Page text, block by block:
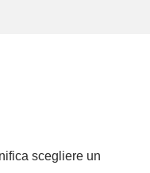
scegliere un